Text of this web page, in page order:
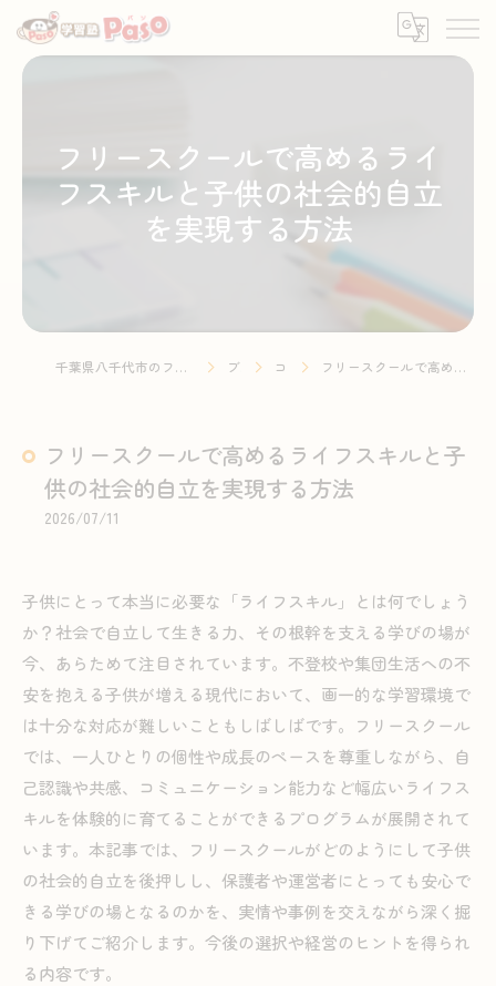
フリースクールで高めるライ
フスキルと子供の社会的自立
を実現する方法
千葉県八千代市のフリースクールなら学習塾・フリースクールPaso ブログ コラム フリースクールで高めるライフスキルと子供の社会的自立を実現する方法
フリースクールで高めるライフスキルと子
供の社会的自立を実現する方法
2026/07/11
子供にとって本当に必要な「ライフスキル」とは何でしょう
か？社会で自立して生きる力、その根幹を支える学びの場が
今、あらためて注目されています。不登校や集団生活への不
安を抱える子供が増える現代において、画一的な学習環境で
は十分な対応が難しいこともしばしばです。フリースクール
では、一人ひとりの個性や成長のペースを尊重しながら、自
己認識や共感、コミュニケーション能力など幅広いライフス
キルを体験的に育てることができるプログラムが展開されて
います。本記事では、フリースクールがどのようにして子供
の社会的自立を後押しし、保護者や運営者にとっても安心で
きる学びの場となるのかを、実情や事例を交えながら深く掘
り下げてご紹介します。今後の選択や経営のヒントを得られ
る内容です。